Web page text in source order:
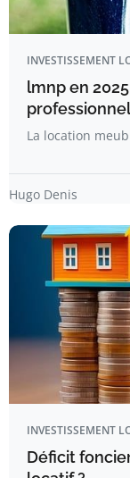
INVESTISSEMENT
lmnp en
La location
Hugo Denis
INVESTISSEMENT
Déficit